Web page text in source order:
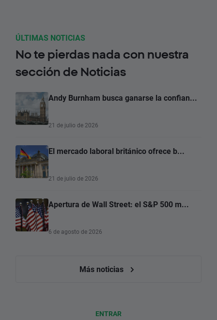
ÚLTIMAS NOTICIAS
No te pierdas nada con nuestra
sección de Noticias
Andy Burnham busca ganarse la confian...
21 de julio de 2026
El mercado laboral británico ofrece b...
21 de julio de 2026
Apertura de Wall Street: el S&P 500 m...
6 de agosto de 2026
Más noticias
ENTRAR